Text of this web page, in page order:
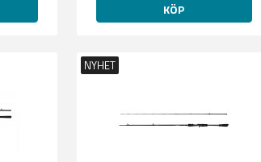
KÖP
NYHET